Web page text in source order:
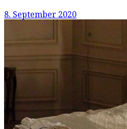
8. September 2020